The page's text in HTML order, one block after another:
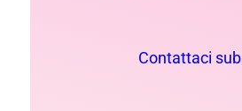
Contattaci